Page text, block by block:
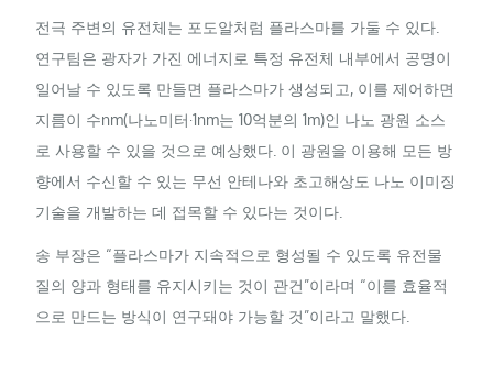
전극 주변의 유전체는 포도알처럼 플라스마를 가둘 수 있다.
연구팀은 광자가 가진 에너지로 특정 유전체 내부에서 공명이
일어날 수 있도록 만들면 플라스마가 생성되고, 이를 제어하면
지름이 수nm(나노미터·1nm는 10억분의 1m)인 나노 광원 소스
로 사용할 수 있을 것으로 예상했다. 이 광원을 이용해 모든 방
향에서 수신할 수 있는 무선 안테나와 초고해상도 나노 이미징
기술을 개발하는 데 접목할 수 있다는 것이다.
송 부장은 “플라스마가 지속적으로 형성될 수 있도록 유전물
질의 양과 형태를 유지시키는 것이 관건”이라며 “이를 효율적
으로 만드는 방식이 연구돼야 가능할 것”이라고 말했다.